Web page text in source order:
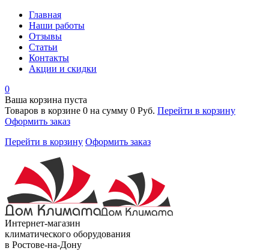
Главная
Наши работы
Отзывы
Статьи
Контакты
Акции и скидки
0
Ваша корзина пуста
Товаров в корзине 0 на сумму 0 Руб. Перейти в корзину
Оформить заказ
Перейти в корзину Оформить заказ
Интернет-магазин
климатического оборудования
в Ростове-на-Дону